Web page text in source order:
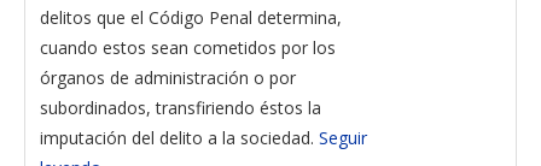
delitos que el Código Penal determina,
cuando estos sean cometidos por los
órganos de administración o por
subordinados, transfiriendo éstos la
imputación del delito a la sociedad. Seguir